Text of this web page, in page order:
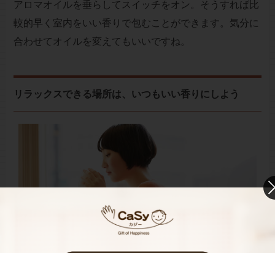
アロマオイルを垂らしてスイッチをオン。そうすれば比
較的早く室内をいい香りで包むことができます。気分に
合わせてオイルを変えてもいいですね。
リラックスできる場所は、いつもいい香りにしよう